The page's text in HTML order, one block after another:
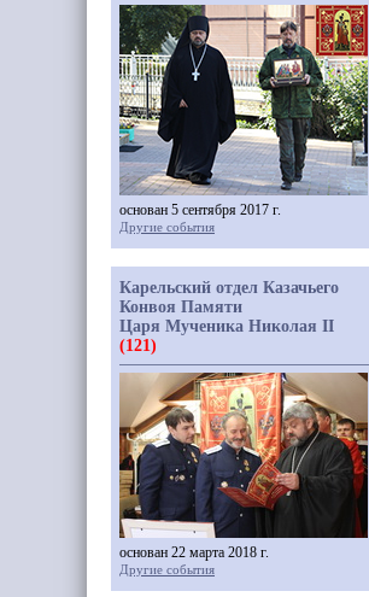
основан 5 сентября 2017 г.
Другие события
Карельский отдел Казачьего
Конвоя Памяти
Царя Мученика Николая II
(121)
основан 22 марта 2018 г.
Другие события